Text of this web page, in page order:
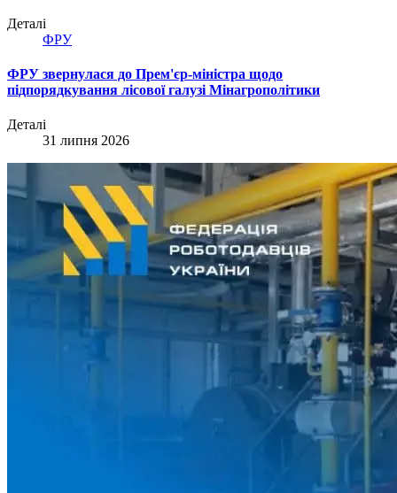
Деталі
ФРУ
ФРУ звернулася до Прем'єр-міністра щодо
підпорядкування лісової галузі Мінагрополітики
Деталі
31 липня 2026